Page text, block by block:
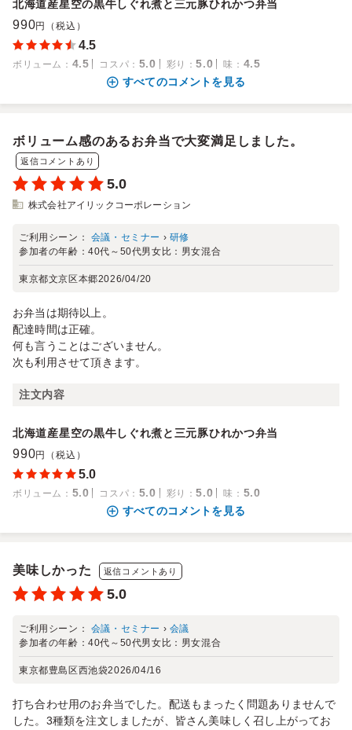
北海道産星空の黒牛しぐれ煮と三元豚ひれかつ弁当
990円（税込）
4.5
ボリューム ： 4.5 コスパ ： 5.0 彩り ：5.0 味 ： 4.5
すべてのコメントを見る
ボリューム感のあるお弁当で大変満足しました。
返信コメントあり
5.0
株式会社アイリックコーポレーション
ご利用シーン： 会議・セミナー › 研修
参加者の年齢：40代～50代男女比： 男女混合
東京都文京区本郷2026/04/20
お弁当は期待以上。
配達時間は正確。
何も言うことはございません。
次も利用させて頂きます。
注文内容
北海道産星空の黒牛しぐれ煮と三元豚ひれかつ弁当
990円（税込）
5.0
ボリューム ： 5.0 コスパ ： 5.0 彩り ：5.0 味 ： 5.0
すべてのコメントを見る
美味しかった 返信コメントあり
5.0
ご利用シーン： 会議・セミナー › 会議
参加者の年齢：40代～50代男女比： 男女混合
東京都豊島区西池袋2026/04/16
打ち合わせ用のお弁当でした。配送もまったく問題ありませんで
した。3種類を注文しましたが、皆さん美味しく召し上がってお